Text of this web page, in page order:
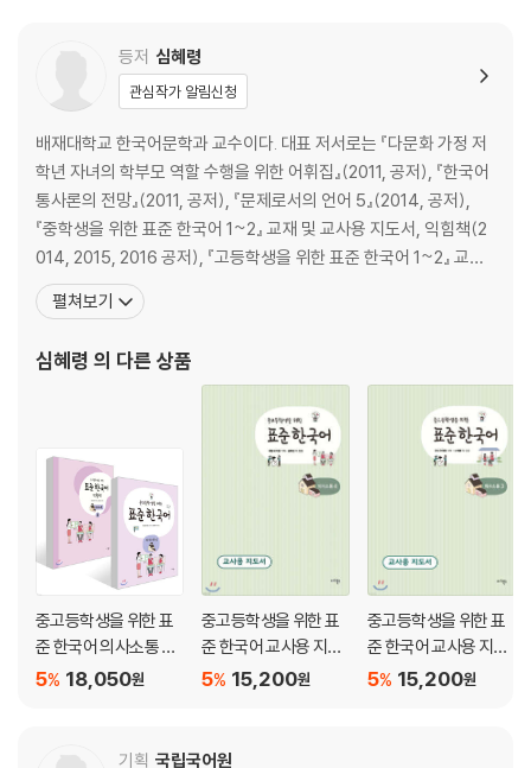
등저 심혜령
관심작가 알림신청
배재대학교 한국어문학과 교수이다. 대표 저서로는 『다문화 가정 저
학년 자녀의 학부모 역할 수행을 위한 어휘집』(2011, 공저), 『한국어
통사론의 전망』(2011, 공저), 『문제로서의 언어 5』(2014, 공저),
『중학생을 위한 표준 한국어 1~2』 교재 및 교사용 지도서, 익힘책(2
014, 2015, 2016 공저), 『고등학생을 위한 표준 한국어 1~2』 교재
및 교사용 지도서, 익힘책(2014, 2015, 2016 공저), 『세종한국문화
1』(2017, 공저), 『연세 한국어 사전과 문법 연구』(2017, 공저), 『중고
펼쳐보기
심혜령 의 다른 상품
중고등학생을 위한 표
준 한국어 의사소통 4
+ 중고등학생을 위한
18,050원
5%
중고등학생을 위한 표
준 한국어 교사용 지도
서 의사소통 4
15,200원
5%
중고등학생을 위한 표
준 한국어 교사용 지도
서 의사소통 3
15,200원
5%
기획 국립국어원